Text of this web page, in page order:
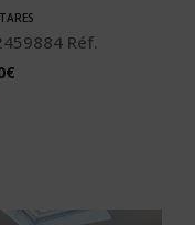
Réf.